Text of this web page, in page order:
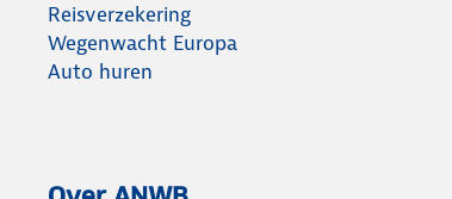
Reisverzekering
Wegenwacht Europa
Auto huren